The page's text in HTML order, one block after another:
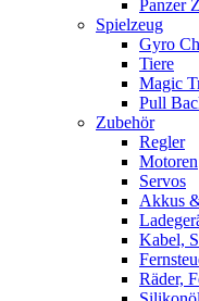
Panzer
Spielzeug
Gyro
Tiere
Magic
Pull
Zubehör
Regler
Motoren
Servos
Akkus
Kabel,
Räder,